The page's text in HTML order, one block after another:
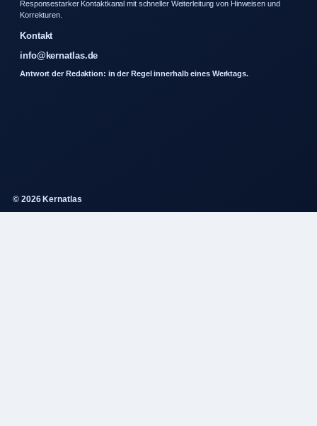
Responsestarker Kontaktkanal mit schneller Weiterleitung von Hinweisen und
Korrekturen.
Kontakt
info@kernatlas.de
Antwort der Redaktion: in der Regel innerhalb eines Werktags.
© 2026 Kernatlas